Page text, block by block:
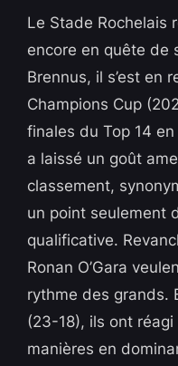
Le Stade Rochelais
encore en quête de
Brennus, il s’est en
Champions Cup
finales du Top 14
a laissé un goût
classement,
un point seulement
qualificative.
Ronan O’Gara
rythme des grands.
(23-18), ils ont
manières en